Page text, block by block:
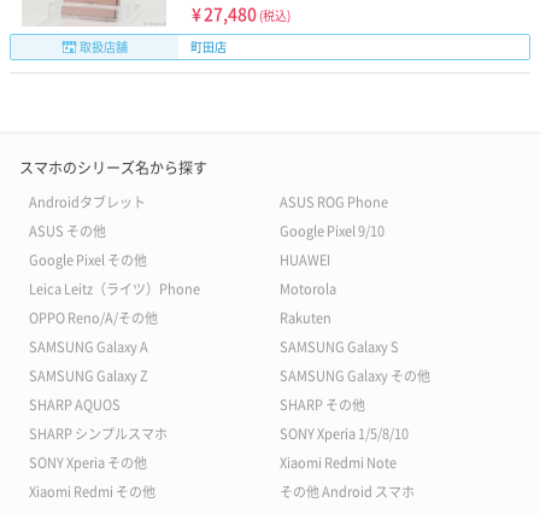
¥27,480 (税込)
取扱店舗
町田店
スマホのシリーズ名から探す
Androidタブレット
ASUS ROG Phone
ASUS その他
Google Pixel 9/10
Google Pixel その他
HUAWEI
Leica Leitz（ライツ）Phone
Motorola
OPPO Reno/A/その他
Rakuten
SAMSUNG Galaxy A
SAMSUNG Galaxy S
SAMSUNG Galaxy Z
SAMSUNG Galaxy その他
SHARP AQUOS
SHARP その他
SHARP シンプルスマホ
SONY Xperia 1/5/8/10
SONY Xperia その他
Xiaomi Redmi Note
Xiaomi Redmi その他
その他 Android スマホ